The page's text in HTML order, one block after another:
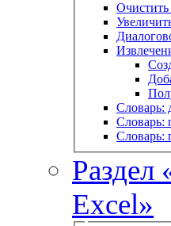
Очистить
Словарь:
Словарь:
Словарь:
Раздел
Excel»